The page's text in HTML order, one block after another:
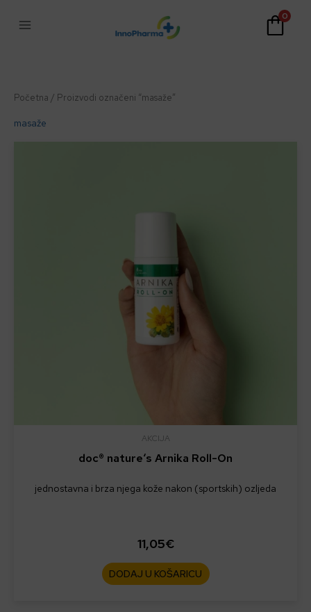
0
Početna / Proizvodi označeni “masaže”
masaže
AKCIJA
doc® nature‘s Arnika Roll-On
jednostavna i brza njega kože nakon (sportskih) ozljeda
11,05€
DODAJ U KOŠARICU